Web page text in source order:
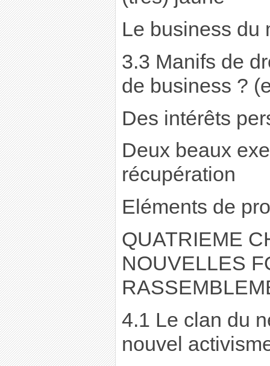
Le business du
3.3 Manifs de
de business ?
Des intérêts
Deux beaux
récupération
Eléments de
QUATRIEME
NOUVELLES
4.1 Le clan du
nouvel